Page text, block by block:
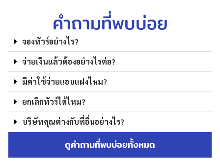
คำถามที่พบบ่อย
จองทัวร์อย่างไร?
จ่ายเงินแล้วต้องอย่างไรต่อ?
มีค่าใช้จ่ายแอบแฝงไหม?
ยกเลิกทัวร์ได้ไหม?
บริษัทคุณต่างกับที่อื่นอย่างไร?
ดูคำถามที่พบบ่อยทั้งหมด